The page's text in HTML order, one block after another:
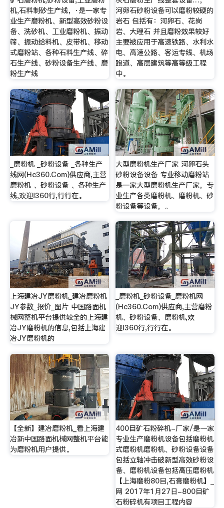
机,石料制砂生产线，·是一家专
业生产磨粉机、新型高效砂粉设
备、洗砂机、工业磨粉机、振动
筛、振动给料机、皮带机、移动
式磨粉站、各种石料生产线、碎
石生产线、砂粉设备生产线、磨
粉生产线
河卵石砂粉设备可以磨粉较硬的
岩石 包括有：河卵石、花岗
岩、大理石 并且磨粉效果较好
主要被应用于高速铁路、水利水
电、高速公路、客运专线、机场
跑道、高层建筑等高等级工程
中。
_磨粉机 _砂粉设备 _各种生产
线网(Hc360.Com)供应商,主营
磨粉机 、砂粉设备 、各种生产
线,欢迎!360行,行行在。
大型磨粉机生产厂家 河卵石头
砂粉设备设备 专业移动磨粉站
是一家大型磨粉机生产厂家，专
业生产各类磨粉机、磨粉机、砂
粉设备等设备，。
上海建冶JY磨粉机_建冶磨粉机
JY参数_报价_图片 中国路面机
械网整机平台提供较全的上海建
冶JY磨粉机的信息,包括上海建
冶JY磨粉机的
_磨粉机_砂粉设备_磨粉机网
(Hc360.Com)供应商,主营磨粉
机、砂粉设备、磨粉机,欢
迎!360行,行行在。
【全新】建冶磨粉机_看上海建
冶新中国路面机械网整机平台能
为磨粉机用户提供。
400目矿石粉碎机-厂家/是一家
专业生产磨粉机设备包括磨粉机
式磨粉机磨粉机、砂粉设备设备
包括立轴冲击破新型高效砂粉设
备、磨粉机设备包括高压磨粉机
【上海磨粉80目,石膏磨粉机】_
网 2017年1月27日-800目矿
石粉碎机有项目工程内容